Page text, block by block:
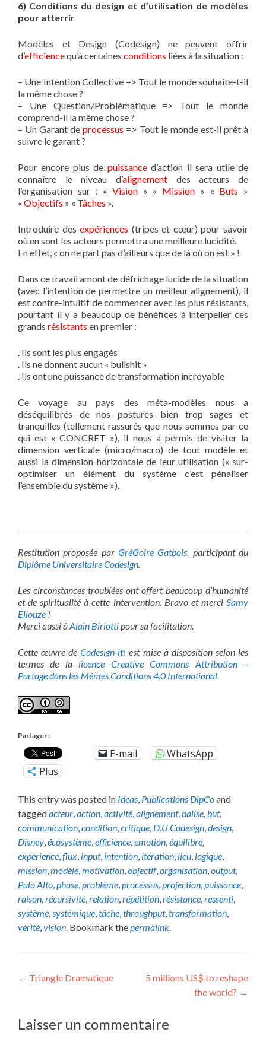
6) Conditions du design et d’utilisation de modèles
pour atterrir
Modèles et Design (Codesign) ne peuvent offrir
d’efficiencequ’à certaines conditions liées à la situation :
– Une Intention Collective => Tout le monde souhaite-t-il
la même chose ?
– Une Question/Problématique => Tout le monde
comprend-il la même chose ?
– Un Garant deprocessus => Tout le monde est-il prêt à
suivre le garant ?
Pour encore plus de puissanced’action il sera utile de
connaître le niveau d’alignement des acteurs de
l’organisation sur : « Vision» « Mission » « Buts »
« Objectifs » « Tâches ».
Introduire desexpériences (tripes et cœur) pour savoir
où en sont les acteurs permettra une meilleure lucidité.
En effet, « on ne part pas d’ailleurs que de là où on est » !
Dans ce travail amont de défrichage lucide de la situation
(avec l’intention de permettre un meilleur alignement), il
est contre-intuitif de commencer avec les plus résistants,
pourtant il y a beaucoup de bénéfices à interpeller ces
grands résistants en premier :
. Ils sont les plus engagés
. Ils ne donnent aucun « bullshit »
. Ils ont une puissance de transformation incroyable
Ce voyage au pays des méta-modèles nous a
déséquilibrés de nos postures bien trop sages et
tranquilles (tellement rassurés que nous sommes par ce
qui est « CONCRET »), il nous a permis de visiter la
dimension verticale (micro/macro) de tout modèle et
aussi la dimension horizontale de leur utilisation (« sur-
optimiser un élément du système c’est pénaliser
l’ensemble du système »).
Restitution proposée par GréGoire Gatbois, participant du
Diplôme Universitaire Codesign.
Les circonstances troublées ont offert beaucoup d’humanité
et de spiritualité à cette intervention. Bravo et merci Samy
Ellouze !
Merci aussi àAlain Biriottipour sa facilitation.
Cette œuvre deCodesign-it! est mise à disposition selon les
termes de la licence Creative Commons Attribution –
Partage dans les Mêmes Conditions 4.0 International.
Partager :
E-mail
WhatsApp
Plus
This entry was posted in Ideas, Publications DipCoand
taggedacteur,action,activité,alignement,balise,but,
communication,condition,critique, D.U Codesign,design,
Disney,écosystème,efficience,emotion,équilibre,
experience,flux, input, intention, itération, lieu, logique,
mission,modèle,motivation,objectif,organisation,output,
Palo Alto,phase,problème,processus,projection,puissance,
raison,récursivité,relation,répétition,résistance,ressenti,
système,systémique,tâche,throughput,transformation,
vérité,vision. Bookmark thepermalink.
Post
← Triangle Dramatique
5 millions US$ to reshape
the world? →
Laisser un commentaire